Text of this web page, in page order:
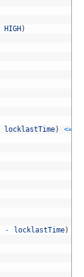
HIGH)
locklastTime) <=
- locklastTime)